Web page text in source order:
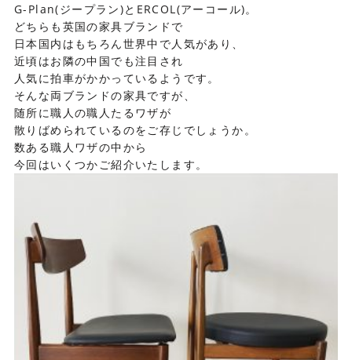
G-Plan(ジープラン)とERCOL(アーコール)。
どちらも英国の家具ブランドで
日本国内はもちろん世界中で人気があり、
近頃はお隣の中国でも注目され
人気に拍車がかかっているようです。
そんな両ブランドの家具ですが、
随所に職人の職人たるワザが
散りばめられているのをご存じでしょうか。
数ある職人ワザの中から
今回はいくつかご紹介いたします。